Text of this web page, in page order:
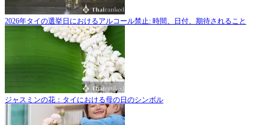
2026年タイの選挙日におけるアルコール禁止: 時間、日付、期待されること
ジャスミンの花：タイにおける母の日のシンボル